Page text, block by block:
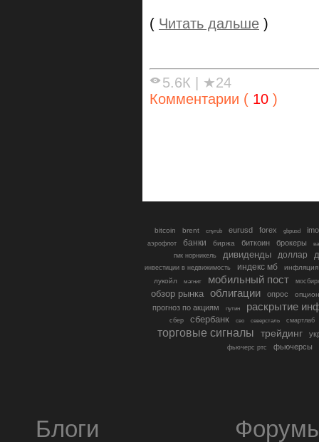
( Читать дальше )
5.6К
★24
Комментарии ( 10 )
bitcoin brent cnyrub eurusd forex gbpusd
аэрофлот банки биржа биткоин брокеры
гмк норникель
дивиденды доллар
инвестиции в недвижимость индекс мб
инфляция
лукойл
магнит мобильный пост
обзор рынка облигации опрос
прогноз по акциям путин раскрытие
сбер сбербанк сво северсталь смартлаб
торговые сигналы трейдинг
фьючерс ртс фьючерсы
Блоги